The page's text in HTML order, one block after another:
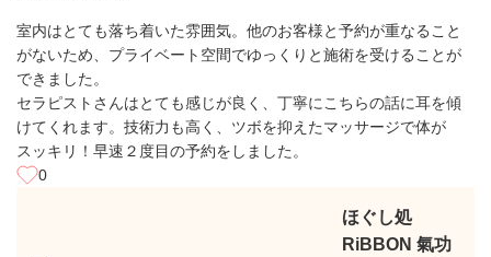
室内はとても落ち着いた雰囲気。他のお客様と予約が重なること
がないため、プライベート空間でゆっくりと施術を受けることが
できました。
セラピストさんはとても感じが良く、丁寧にこちらの話に耳を傾
けてくれます。技術力も高く、ツボを抑えたマッサージで体が
スッキリ！早速２度目の予約をしました。
0
ほぐし処
RiBBON 氣功